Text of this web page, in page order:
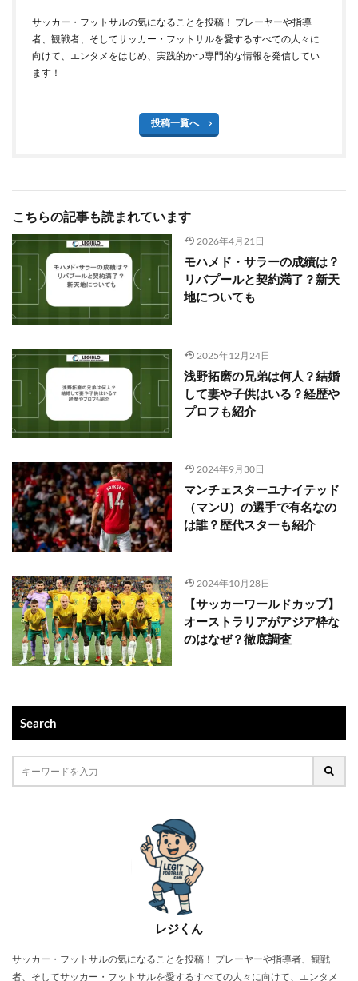
サッカー・フットサルの気になることを投稿！ プレーヤーや指導
者、観戦者、そしてサッカー・フットサルを愛するすべての人々に
向けて、エンタメをはじめ、実践的かつ専門的な情報を発信してい
ます！
投稿一覧へ
こちらの記事も読まれています
2026年4月21日
モハメド・サラーの成績は？
リバプールと契約満了？新天
地についても
2025年12月24日
浅野拓磨の兄弟は何人？結婚
して妻や子供はいる？経歴や
プロフも紹介
2024年9月30日
マンチェスターユナイテッド
（マンU）の選手で有名なの
は誰？歴代スターも紹介
2024年10月28日
【サッカーワールドカップ】
オーストラリアがアジア枠な
のはなぜ？徹底調査
Search
レジくん
サッカー・フットサルの気になることを投稿！ プレーヤーや指導者、観戦
者、そしてサッカー・フットサルを愛するすべての人々に向けて、エンタメ